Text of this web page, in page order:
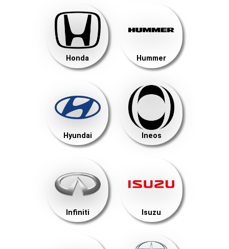
Honda Hummer
Hyundai Ineos
Infiniti Isuzu